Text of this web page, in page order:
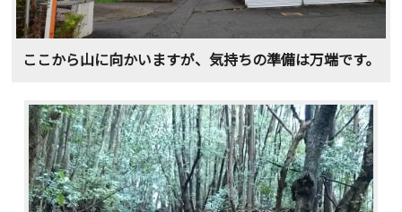
ここから山に向かいますが、気持ちの準備は万端です。